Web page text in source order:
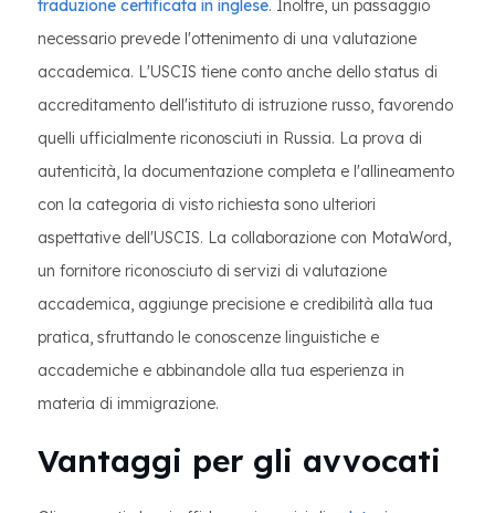
traduzione certificata in inglese. Inoltre, un passaggio
necessario prevede l'ottenimento di una valutazione
accademica. L'USCIS tiene conto anche dello status di
accreditamento dell'istituto di istruzione russo, favorendo
quelli ufficialmente riconosciuti in Russia. La prova di
autenticità, la documentazione completa e l'allineamento
con la categoria di visto richiesta sono ulteriori
aspettative dell'USCIS. La collaborazione con MotaWord,
un fornitore riconosciuto di servizi di valutazione
accademica, aggiunge precisione e credibilità alla tua
pratica, sfruttando le conoscenze linguistiche e
accademiche e abbinandole alla tua esperienza in
materia di immigrazione.
Vantaggi per gli avvocati